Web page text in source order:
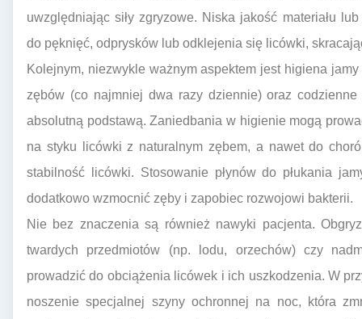
uwzględniając siły zgryzowe. Niska jakość materiału
do pęknięć, odprysków lub odklejenia się licówki,
Kolejnym, niezwykle ważnym aspektem jest higiena
zębów (co najmniej dwa razy dziennie) oraz
absolutną podstawą. Zaniedbania w higienie mogą
na styku licówki z naturalnym zębem, a nawet do
stabilność licówki. Stosowanie płynów do płukania
dodatkowo wzmocnić zęby i zapobiec rozwojowi bakterii.
Nie bez znaczenia są również nawyki pacjenta.
twardych przedmiotów (np. lodu, orzechów) czy
prowadzić do obciążenia licówek i ich uszkodzenia. W
noszenie specjalnej szyny ochronnej na noc, która